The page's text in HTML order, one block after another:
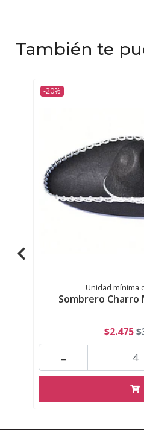
También te
-20%
Unidad mínima
Sombrero Charro
$2.475
-